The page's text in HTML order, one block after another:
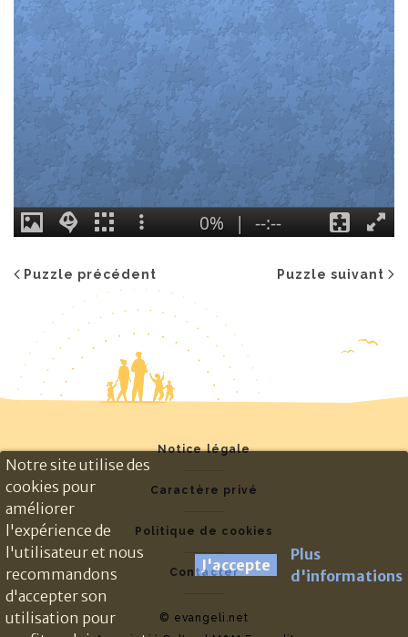
Puzzle précédent Puzzle suivant
Notice légale
Caractère privé
Politique de cookies
Contacter
© evangeli.net
Notre site utilise des
cookies pour
améliorer
l'expérience de
l'utilisateur et nous
recommandons
d'accepter son
utilisation pour
J'accepte
Plus
d'informations